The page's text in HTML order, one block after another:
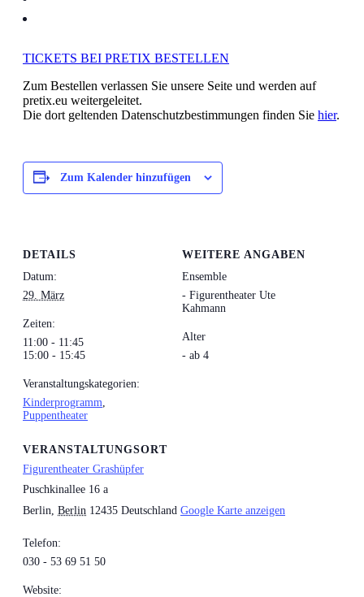
TICKETS BEI PRETIX BESTELLEN
Zum Bestellen verlassen Sie unsere Seite und werden auf
pretix.eu weitergeleitet.
Die dort geltenden Datenschutzbestimmungen finden Sie hier.
Zum Kalender hinzufügen
DETAILS
Datum:
29. März
Zeiten:
11:00 - 11:45
15:00 - 15:45
Veranstaltungskategorien:
Kinderprogramm,
Puppentheater
VERANSTALTUNGSORT
Figurentheater Grashüpfer
Puschkinallee 16 a
Berlin Berlin 12435 Deutschland Google Karte anzeigen
Telefon:
030 - 53 69 51 50
Website:
WEITERE ANGABEN
Ensemble
- Figurentheater Ute
Kahmann
Alter
- ab 4